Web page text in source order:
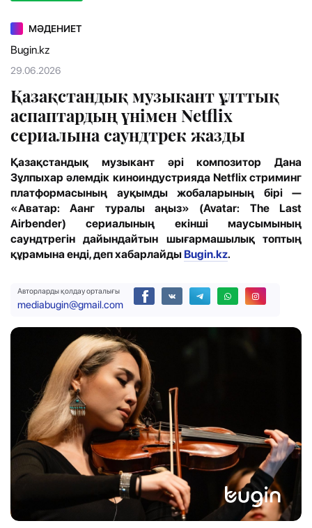
МӘДЕНИЕТ
Bugin.kz
29.06.2026
Қазақстандық музыкант ұлттық
аспаптардың үнімен Netflix
сериалына саундтрек жазды
Қазақстандық музыкант әрі композитор Дана
Зұлпыхар әлемдік киноиндустрияда Netflix стриминг
платформасының ауқымды жобаларының бірі —
«Аватар: Аанг туралы аңыз» (Avatar: The Last
Airbender) сериалының екінші маусымының
саундтрегін дайындайтын шығармашылық топтың
құрамына енді,деп хабарлайды Bugin.kz.
Авторларды қолдау орталығы
mediabugin@gmail.com